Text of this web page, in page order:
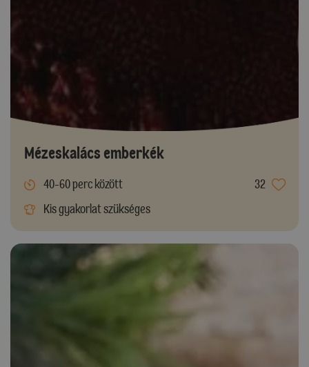
Mézeskalács emberkék
40-60 perc között
32
Kis gyakorlat szükséges